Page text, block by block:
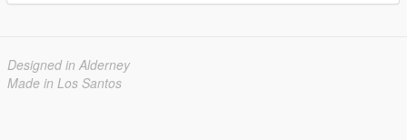
Designed in Alderney
Made in Los Santos